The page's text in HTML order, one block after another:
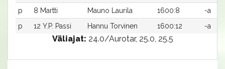
p
8 Martti Mauno Laurila 1600:8
-a
p
12 Y.P. Passi Hannu Torvinen 1600:12 -a
Väliajat: 24.0/Aurotar, 25.0, 25.5